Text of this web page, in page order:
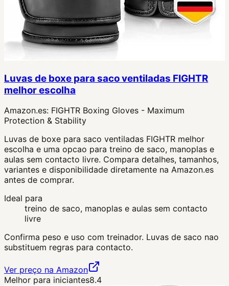
Luvas de boxe para saco ventiladas FIGHTR
melhor escolha
Amazon.es: FIGHTR Boxing Gloves - Maximum
Protection & Stability
Luvas de boxe para saco ventiladas FIGHTR melhor
escolha e uma opcao para treino de saco, manoplas e
aulas sem contacto livre. Compara detalhes, tamanhos,
variantes e disponibilidade diretamente na Amazon.es
antes de comprar.
Ideal para
treino de saco, manoplas e aulas sem contacto
livre
Confirma peso e uso com treinador. Luvas de saco nao
substituem regras para contacto.
Ver preço na Amazon
Melhor para iniciantes8.4